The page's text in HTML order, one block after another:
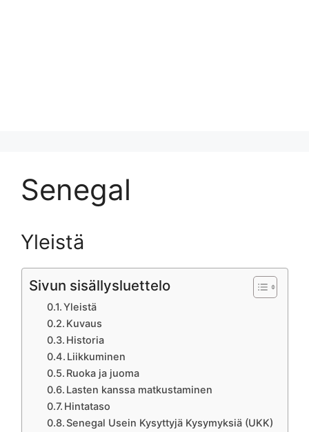
Senegal
Yleistä
Sivun sisällysluettelo
Yleistä
Kuvaus
Historia
Liikkuminen
Ruoka ja juoma
Lasten kanssa matkustaminen
Hintataso
Senegal Usein Kysyttyjä Kysymyksiä (UKK)